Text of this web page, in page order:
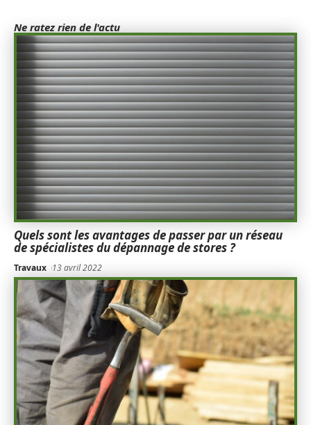
Ne ratez rien de l'actu
Quels sont les avantages de passer par un réseau
de spécialistes du dépannage de stores ?
Travaux 13 avril 2022